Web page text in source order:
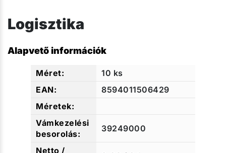
Logisztika
Alapvető információk
10 ks
8594011506429
39249000